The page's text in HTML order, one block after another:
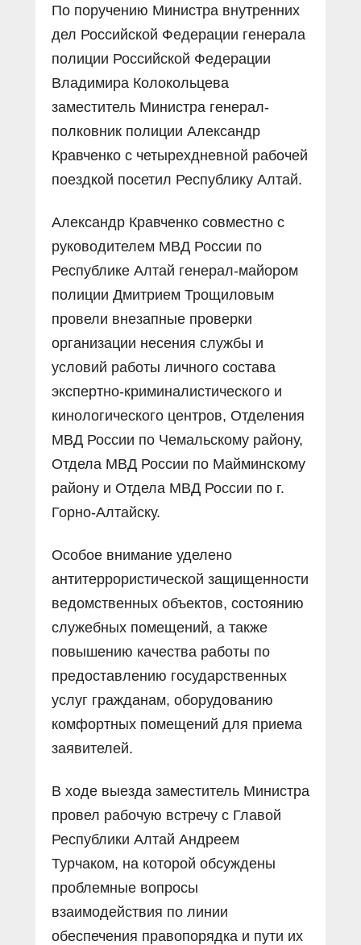
По поручению Министра внутренних
дел Российской Федерации генерала
полиции Российской Федерации
Владимира Колокольцева
заместитель Министра генерал-
полковник полиции Александр
Кравченко с четырехдневной рабочей
поездкой посетил Республику Алтай.
Александр Кравченко совместно с
руководителем МВД России по
Республике Алтай генерал-майором
полиции Дмитрием Трощиловым
провели внезапные проверки
организации несения службы и
условий работы личного состава
экспертно-криминалистического и
кинологического центров, Отделения
МВД России по Чемальскому району,
Отдела МВД России по Майминскому
району и Отдела МВД России по г.
Горно-Алтайску.
Особое внимание уделено
антитеррористической защищенности
ведомственных объектов, состоянию
служебных помещений, а также
повышению качества работы по
предоставлению государственных
услуг гражданам, оборудованию
комфортных помещений для приема
заявителей.
В ходе выезда заместитель Министра
провел рабочую встречу с Главой
Республики Алтай Андреем
Турчаком, на которой обсуждены
проблемные вопросы
взаимодействия по линии
обеспечения правопорядка и пути их